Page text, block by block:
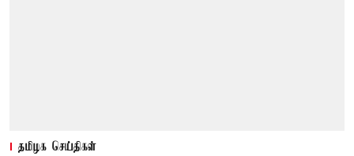
தமிழக செய்திகள்